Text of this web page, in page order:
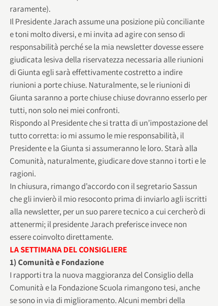
raramente).
Il Presidente Jarach assume una posizione più conciliante
e toni molto diversi, e mi invita ad agire con senso di
responsabilità perché se la mia newsletter dovesse essere
giudicata lesiva della riservatezza necessaria alle riunioni
di Giunta egli sarà effettivamente costretto a indire
riunioni a porte chiuse. Naturalmente, se le riunioni di
Giunta saranno a porte chiuse chiuse dovranno esserlo per
tutti, non solo nei miei confronti.
Rispondo al Presidente che si tratta di un’impostazione del
tutto corretta: io mi assumo le mie responsabilità, il
Presidente e la Giunta si assumeranno le loro. Starà alla
Comunità, naturalmente, giudicare dove stanno i torti e le
ragioni.
In chiusura, rimango d’accordo con il segretario Sassun
che gli invierò il mio resoconto prima di inviarlo agli iscritti
alla newsletter, per un suo parere tecnico a cui cercherò di
attenermi; il presidente Jarach preferisce invece non
essere coinvolto direttamente.
LA SETTIMANA DEL CONSIGLIERE
1) Comunità e Fondazione
I rapporti tra la nuova maggioranza del Consiglio della
Comunità e la Fondazione Scuola rimangono tesi, anche
se sono in via di miglioramento. Alcuni membri della